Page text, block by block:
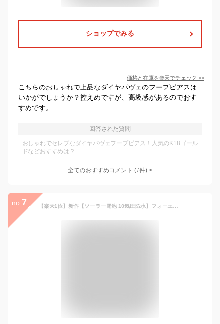
ショップでみる
価格と在庫を楽天でチェック >>
こちらのおしゃれで上品なダイヤパヴェのフープピアスは
いかがでしょうか？控えめですが、高級感があるのでおす
すめです。
回答された質問
おしゃれでセレブなダイヤパヴェフープピアス！人気のK18ゴール
ドなどおすすめは？
全てのおすすめコメント (7件) >
no. 7 【楽天1位】新作【ソーラー電池 10気圧防水】フォーエバー レディースウォッチ5色 30800円税込⇒ 14800円 【日本製ソーラームーブメント搭載】【電池交換不要】【フォーエバー 腕時計】【FOREVER 腕時計】(FL1201S)(fl-1201s) メーカー保証付【販売数5000個突破】